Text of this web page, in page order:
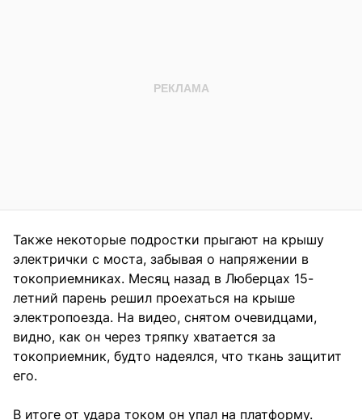
Также некоторые подростки прыгают на крышу
электрички с моста, забывая о напряжении в
токоприемниках. Месяц назад в Люберцах 15-
летний парень решил проехаться на крыше
электропоезда. На видео, снятом очевидцами,
видно, как он через тряпку хватается за
токоприемник, будто надеялся, что ткань защитит
его.
В итоге от удара током он упал на платформу.